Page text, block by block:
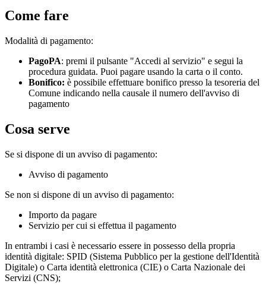
Come fare
Modalità di pagamento:
PagoPA: premi il pulsante "Accedi al servizio" e segui la
procedura guidata. Puoi pagare usando la carta o il conto.
Bonifico: è possibile effettuare bonifico presso la tesoreria del
Comune indicando nella causale il numero dell'avviso di
pagamento
Cosa serve
Se si dispone di un avviso di pagamento:
Avviso di pagamento
Se non si dispone di un avviso di pagamento:
Importo da pagare
Servizio per cui si effettua il pagamento
In entrambi i casi è necessario essere in possesso della propria
identità digitale: SPID (Sistema Pubblico per la gestione dell'Identità
Digitale) o Carta identità elettronica (CIE) o Carta Nazionale dei
Servizi (CNS);